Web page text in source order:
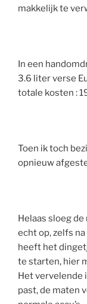
makkelijk te
In een
3.6 liter verse
totale kosten :
Toen ik toch
opnieuw
Helaas sloeg de
echt op, zelfs
heeft het
te starten, hier
Het vervelende
past, de maten